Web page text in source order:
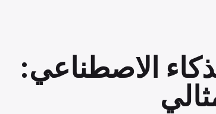
الاصطناعي: